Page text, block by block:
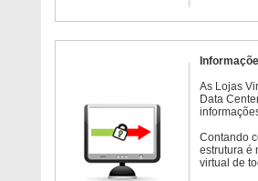
As Lojas
Data
Contando
estrutura é
virtual de